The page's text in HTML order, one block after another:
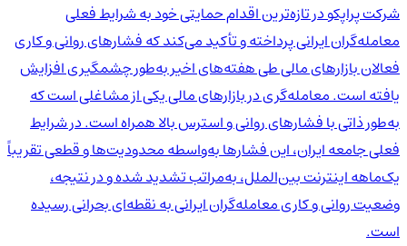
شرکت پراپکو در تازه‌ترین اقدام حمایتی خود به شرایط فعلی
معامله‌گران ایرانی پرداخته و تأکید می‌کند که فشارهای روانی و کاری
فعالان بازارهای مالی طی هفته‌های اخیر به‌طور چشمگیری افزایش
یافته است. معامله‌گری در بازارهای مالی یکی از مشاغلی است که
به‌طور ذاتی با فشارهای روانی و استرس بالا همراه است. در شرایط
فعلی جامعه ایران، این فشارها به‌واسطه محدودیت‌ها و قطعی تقریباً
یک‌ماهه اینترنت بین‌الملل، به‌مراتب تشدید شده و در نتیجه،
وضعیت روانی و کاری معامله‌گران ایرانی به نقطه‌ای بحرانی رسیده
است.